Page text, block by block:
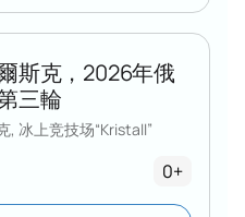
斯克，2026年俄
三輪
, 冰上竞技场“Kristall”
0+